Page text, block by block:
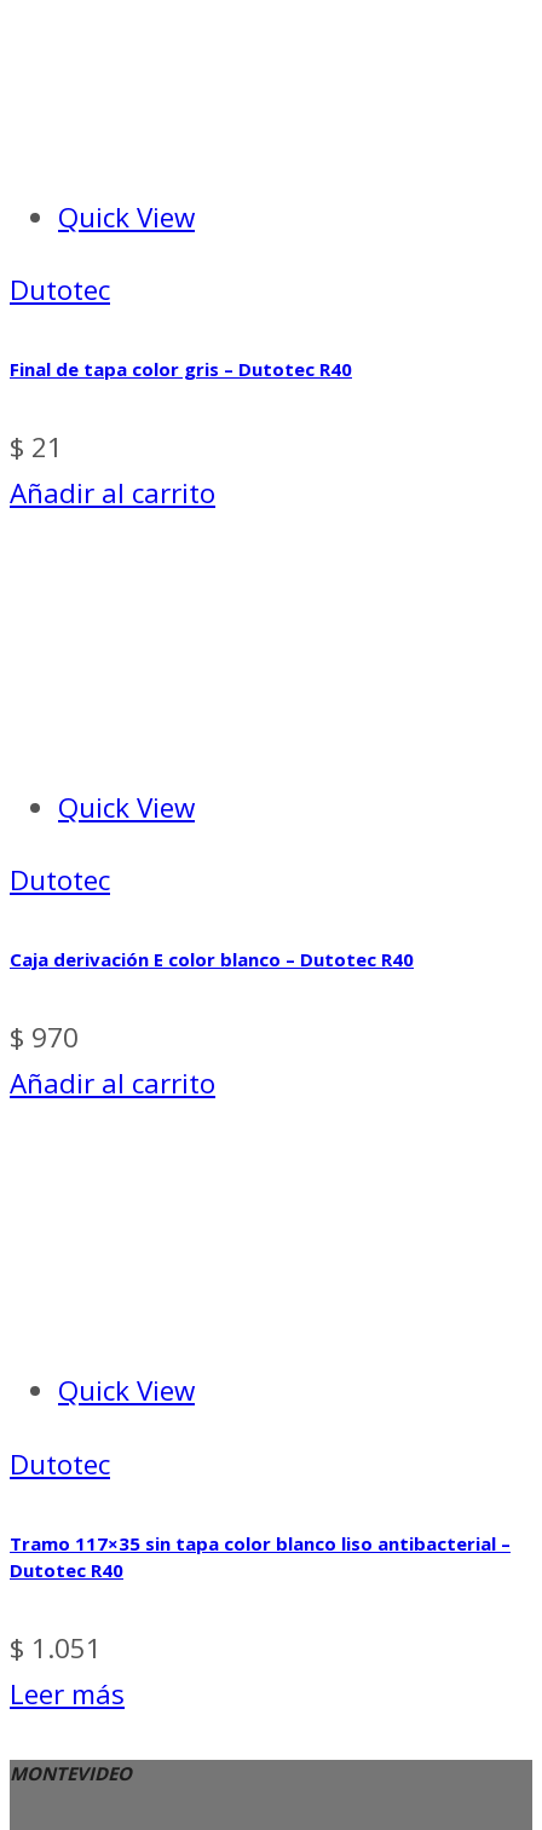
Quick View
Dutotec
Final de tapa color gris – Dutotec R40
$ 21
Añadir al carrito
Quick View
Dutotec
Caja derivación E color blanco – Dutotec R40
$ 970
Añadir al carrito
Quick View
Dutotec
Tramo 117×35 sin tapa color blanco liso antibacterial –
Dutotec R40
$ 1.051
Leer más
MONTEVIDEO